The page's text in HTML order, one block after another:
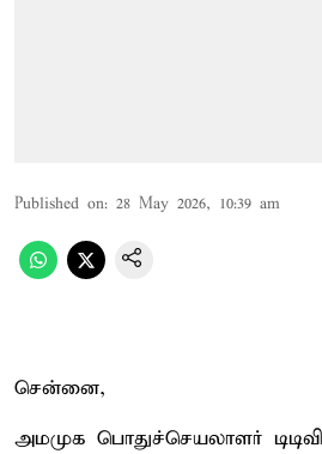
Published on: 28 May 2026, 10:39 am
சென்னை,
அமமுக பொதுச்செயலாளர்